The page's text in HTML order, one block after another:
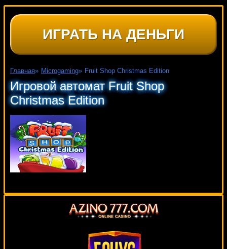
ИГРАТЬ НА ДЕНЬГИ
Главная» Microgaming» Fruit Shop Christmas Edition
Игровой автомат Fruit Shop
Christmas Edition